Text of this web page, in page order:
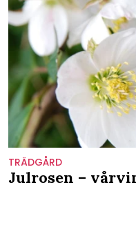
TRÄDGÅRD
Julrosen –